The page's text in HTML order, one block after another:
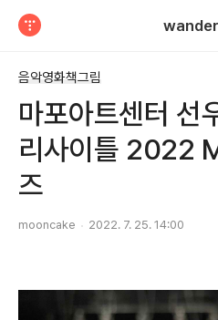
음악영화책그림
마포아트센터 선
리사이틀 2022
즈
mooncake 2022. 7. 25. 14:00